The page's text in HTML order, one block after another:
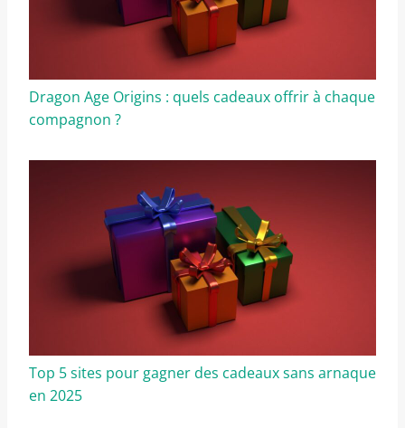
Dragon Age Origins : quels cadeaux offrir à chaque
compagnon ?
Top 5 sites pour gagner des cadeaux sans arnaque
en 2025